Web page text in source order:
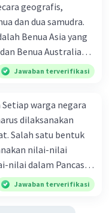
geografis,
dan dua samudra.
Benua Asia yang
Benua Australia
Samudra yang
Pasifik di sebelah
Indonesia dengan
Singapura, Palau,
Australia, dan
Jawaban terverifikasi
dilaksanakan
Salah satu bentuk
nilai-nilai
nilai dalam Pancasila
sa ling menghargai
Jawaban terverifikasi